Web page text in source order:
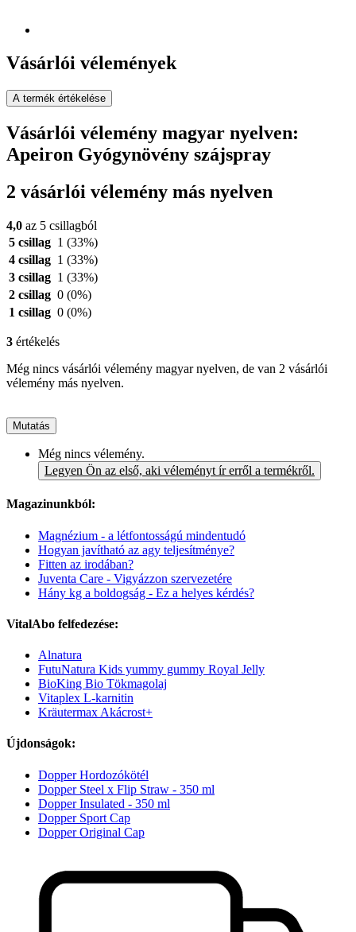
Vásárlói vélemények
A termék értékelése
Vásárlói vélemény magyar nyelven:
Apeiron Gyógynövény szájspray
2 vásárlói vélemény más nyelven
4,0 az 5 csillagból
5 csillag 1 (33%)
4 csillag 1 (33%)
3 csillag 1 (33%)
2 csillag 0 (0%)
1 csillag 0 (0%)
3 értékelés
Még nincs vásárlói vélemény magyar nyelven, de van 2 vásárlói
vélemény más nyelven.
Mutatás
Még nincs vélemény.
Legyen Ön az első, aki véleményt ír erről a termékről.
Magazinunkból:
Magnézium - a létfontosságú mindentudó
Hogyan javítható az agy teljesítménye?
Fitten az irodában?
Juventa Care - Vigyázzon szervezetére
Hány kg a boldogság - Ez a helyes kérdés?
VitalAbo felfedezése:
Alnatura
FutuNatura Kids yummy gummy Royal Jelly
BioKing Bio Tökmagolaj
Vitaplex L-karnitin
Kräutermax Akácrost+
Újdonságok:
Dopper Hordozókötél
Dopper Steel x Flip Straw - 350 ml
Dopper Insulated - 350 ml
Dopper Sport Cap
Dopper Original Cap